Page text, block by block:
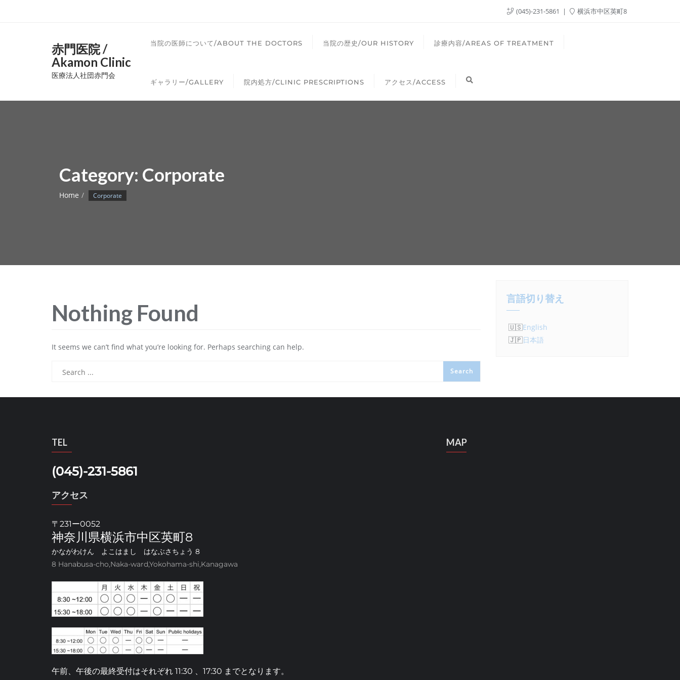
(045)-231-5861 横浜市中区英町8
赤門医院 /
Akamon Clinic
医療法人社団赤門会
当院の医師について/ABOUT THE DOCTORS 当院の歴史/OUR HISTORY 診療内容/AREAS OF TREATMENT
ギャラリー/GALLERY 院内処方/CLINIC PRESCRIPTIONS アクセス/ACCESS
Category: Corporate
Home Corporate
Nothing Found
It seems we can’t find what you’re looking for. Perhaps searching can help.
言語切り替え
English
日本語
TEL
(045)-231-5861
アクセス
〒231ー0052
神奈川県横浜市中区英町8
かながわけん よこはまし はなぶさちょう 8
8 Hanabusa-cho,Naka-ward,Yokohama-shi,Kanagawa
午前、午後の最終受付はそれぞれ 11:30 、17:30 までとなります。
MAP